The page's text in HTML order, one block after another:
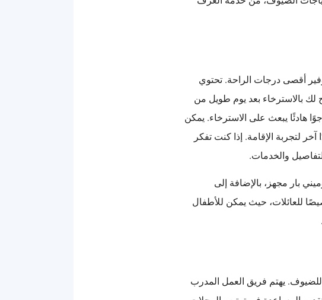
أقصى درجات الراحة. تحتوي
بالاسترخاء بعد يوم طويل من
هادئًا يبعث على الاسترخاء. يمكن
لتجربة الإقامة. إذا كنت تفكر
والخدمات.
بار مجهز، بالإضافة إلى
للعائلات، حيث يمكن للأطفال
يهتم فريق العمل المدرب